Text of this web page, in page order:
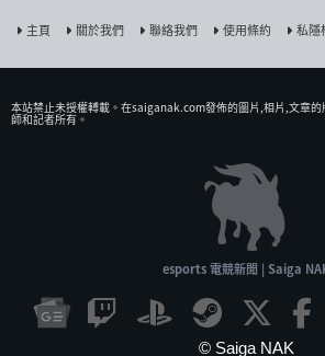
主頁 關於我們 聯絡我們 使用條約 私隱
本站禁止未授權𨍭載。在saiganak.com發佈的圖片,相片,文章
師和記者所有。
esports 電競新聞 | Saiga
© Saiga NAK